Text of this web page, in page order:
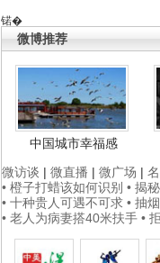
锘�
微博推荐
中国城市幸福感
微访谈 | 微直播 | 微广场 |
• 橙子打蜡该如何识别 • 揭
• 十种贵人可遇不可求 • 抽
• 老人为病妻搭40米扶手 •